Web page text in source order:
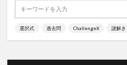
選択式 過去問 ChallengeX 謎解き